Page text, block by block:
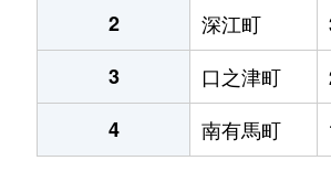
2
深江町
3
口之津町
4
南有馬町